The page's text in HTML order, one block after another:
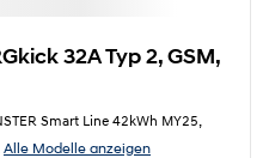
32A Typ 2, GSM,
Smart Line 42kWh MY25,
Alle Modelle anzeigen